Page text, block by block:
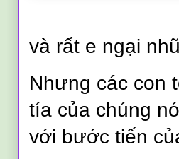
và rất e ngại
Nhưng các con
tía của chúng
với bước tiến